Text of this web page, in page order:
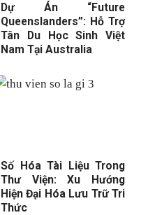
Dự Án “Future
Queenslanders”: Hỗ Trợ
Tân Du Học Sinh Việt
Nam Tại Australia
Số Hóa Tài Liệu Trong
Thư Viện: Xu Hướng
Hiện Đại Hóa Lưu Trữ Tri
Thức